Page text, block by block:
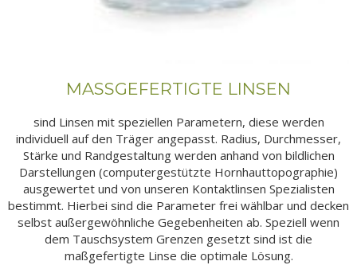
MASSGEFERTIGTE LINSEN
sind Linsen mit speziellen Parametern, diese werden
individuell auf den Träger angepasst. Radius, Durchmesser,
Stärke und Randgestaltung werden anhand von bildlichen
Darstellungen (computergestützte Hornhauttopographie)
ausgewertet und von unseren Kontaktlinsen Spezialisten
bestimmt. Hierbei sind die Parameter frei wählbar und decken
selbst außergewöhnliche Gegebenheiten ab. Speziell wenn
dem Tauschsystem Grenzen gesetzt sind ist die
maßgefertigte Linse die optimale Lösung.